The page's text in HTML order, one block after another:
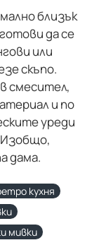
близък
да се
или
скъпо.
смесител,
и по
уреди
Изобщо,
дама.
кухня
мивки